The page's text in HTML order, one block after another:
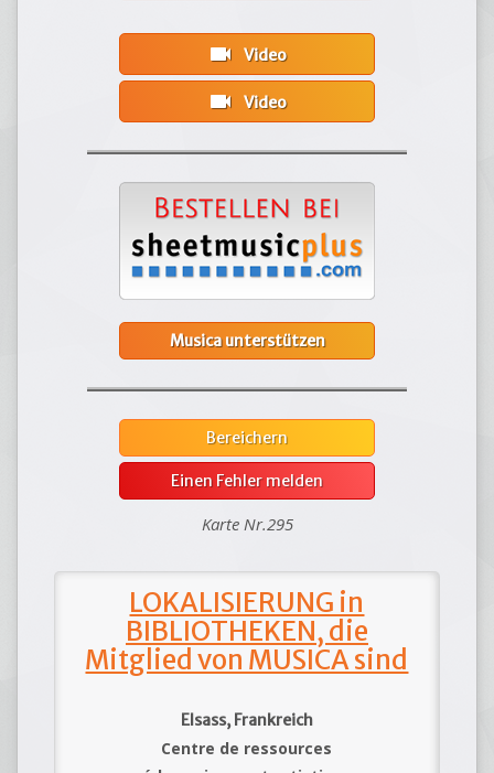
videocam Video
videocam Video
Musica unterstützen
Bereichern
Einen Fehler melden
Karte Nr.295
LOKALISIERUNG in
BIBLIOTHEKEN, die
Mitglied von MUSICA sind
Elsass, Frankreich
Centre de ressources